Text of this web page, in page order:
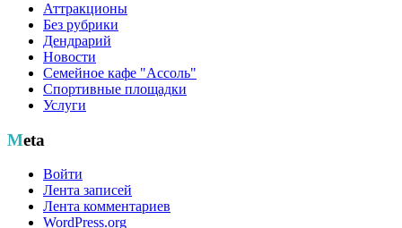
Аттракционы
Без рубрики
Дендрарий
Новости
Семейное кафе "Ассоль"
Спортивные площадки
Услуги
Meta
Войти
Лента записей
Лента комментариев
WordPress.org